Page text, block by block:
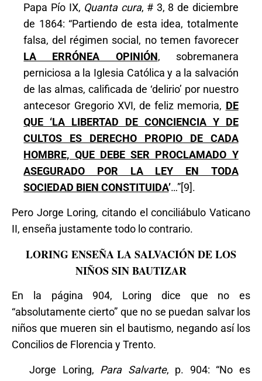
Papa Pío IX, Quanta cura, # 3, 8 de diciembre
de 1864: “Partiendo de esta idea, totalmente
falsa, del régimen social, no temen favorecer
LA ERRÓNEA OPINIÓN, sobremanera
perniciosa a la Iglesia Católica y a la salvación
de las almas, calificada de ‘delirio’ por nuestro
antecesor Gregorio XVI, de feliz memoria, DE
QUE ‘LA LIBERTAD DE CONCIENCIA Y DE
CULTOS ES DERECHO PROPIO DE CADA
HOMBRE, QUE DEBE SER PROCLAMADO Y
ASEGURADO POR LA LEY EN TODA
SOCIEDAD BIEN CONSTITUIDA’…”[9].
Pero Jorge Loring, citando el conciliábulo Vaticano
II, enseña justamente todo lo contrario.
LORING ENSEÑA LA SALVACIÓN DE LOS
NIÑOS SIN BAUTIZAR
En la página 904, Loring dice que no es
“absolutamente cierto” que no se puedan salvar los
niños que mueren sin el bautismo, negando así los
Concilios de Florencia y Trento.
Jorge Loring, Para Salvarte, p. 904: “No es